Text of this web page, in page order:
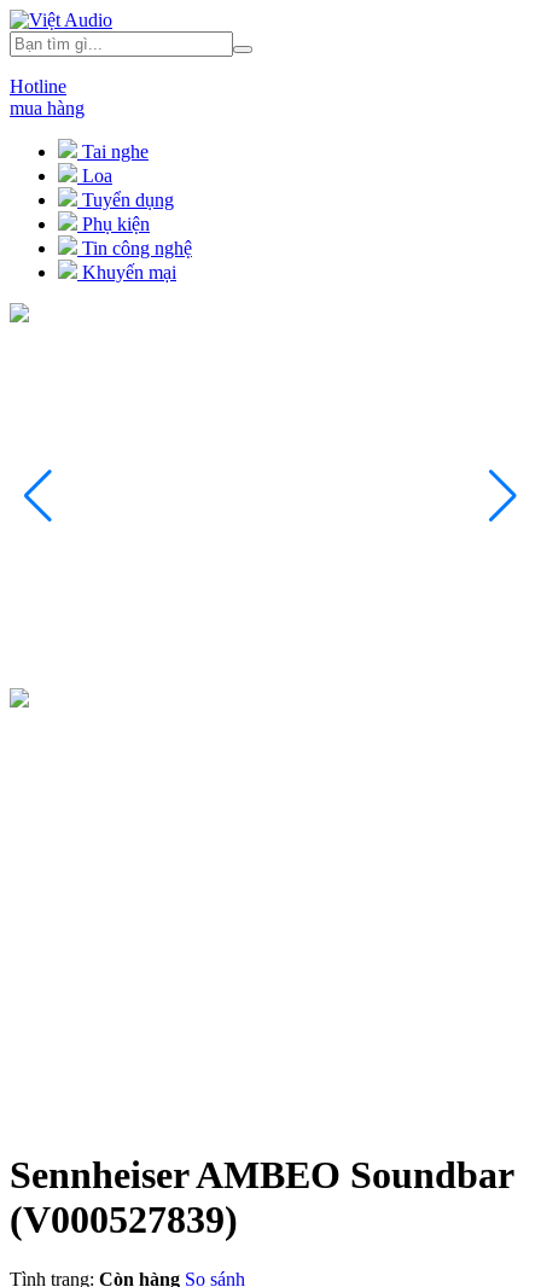
Hotline
mua hàng
Tai nghe
Loa
Tuyển dụng
Phụ kiện
Tin công nghệ
Khuyến mại
Sennheiser AMBEO Soundbar
(V000527839)
Tình trạng: Còn hàng So sánh